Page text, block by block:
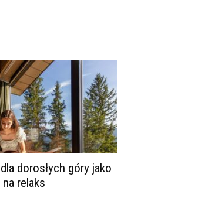
dorosłych góry jako
relaks